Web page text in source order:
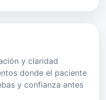
y claridad
donde el paciente
y confianza antes